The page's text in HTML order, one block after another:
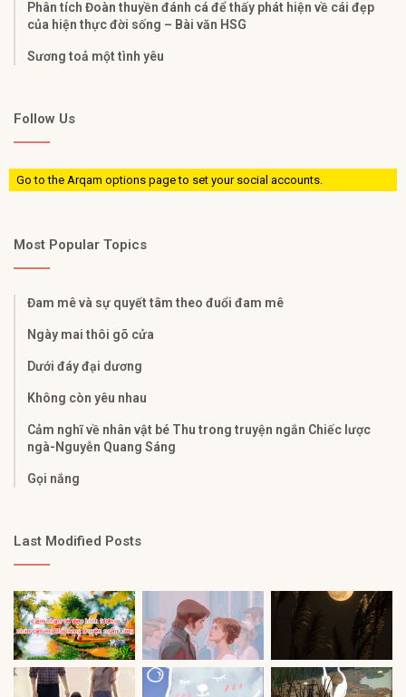
Phân tích Đoàn thuyền đánh cá để thấy phát hiện về cái đẹp
của hiện thực đời sống – Bài văn HSG
Sương toả một tình yêu
Follow Us
Go to the Arqam options page to set your social accounts.
Most Popular Topics
Đam mê và sự quyết tâm theo đuổi đam mê
Ngày mai thôi gõ cửa
Dưới đáy đại dương
Không còn yêu nhau
Cảm nghĩ về nhân vật bé Thu trong truyện ngắn Chiếc lược
ngà-Nguyễn Quang Sáng
Gọi nắng
Last Modified Posts